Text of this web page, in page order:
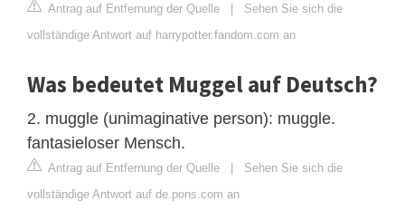
Antrag auf Entfernung der Quelle | Sehen Sie sich die
vollständige Antwort auf harrypotter.fandom.com an
Was bedeutet Muggel auf Deutsch?
2. muggle (unimaginative person): muggle.
fantasieloser Mensch.
Antrag auf Entfernung der Quelle | Sehen Sie sich die
vollständige Antwort auf de.pons.com an